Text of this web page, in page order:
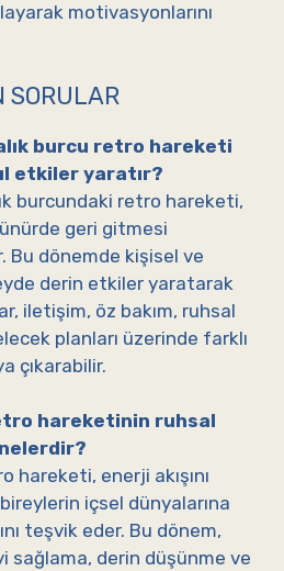
motivasyonlarını
SORULAR
burcu retro hareketi
etkiler yaratır?
burcundaki retro hareketi,
geri gitmesi
Bu dönemde kişisel ve
derin etkiler yaratarak
iletişim, öz bakım, ruhsal
planları üzerinde farklı
çıkarabilir.
hareketinin ruhsal
nelerdir?
hareketi, enerji akışını
içsel dünyalarına
teşvik eder. Bu dönem,
sağlama, derin düşünme ve